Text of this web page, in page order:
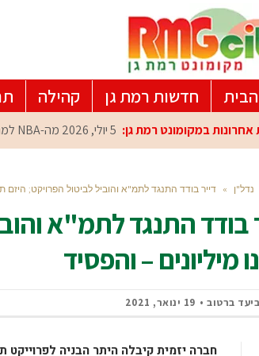
חדשות רמת גן קהילה
אחרונות במקומונט רמת גן: 5 יולי, 2026 מה-NBA למרכז הפיתוח ברמת גן: עומרי כספי במפגש הוקרה מיוחד
נדל"ן » דייר בודד התנגד לתמ"א והוביל לביטול הפרויקט; היזם
בודד התנגד לתמ"א
מיליונים – והפסיד
ברטוב 19 ינואר, 2021